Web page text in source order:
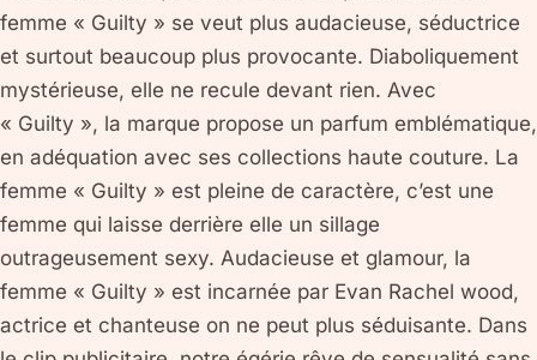
femme « Guilty » se veut plus audacieuse, séductrice
et surtout beaucoup plus provocante. Diaboliquement
mystérieuse, elle ne recule devant rien. Avec
« Guilty », la marque propose un parfum emblématique,
en adéquation avec ses collections haute couture. La
femme « Guilty » est pleine de caractère, c’est une
femme qui laisse derrière elle un sillage
outrageusement sexy. Audacieuse et glamour, la
femme « Guilty » est incarnée par Evan Rachel wood,
actrice et chanteuse on ne peut plus séduisante. Dans